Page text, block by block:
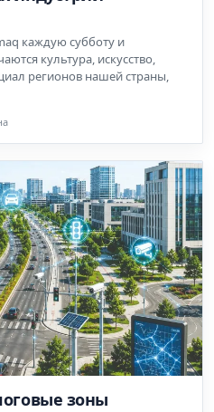
каждую субботу и
культура, искусство,
регионов нашей страны,
зоны